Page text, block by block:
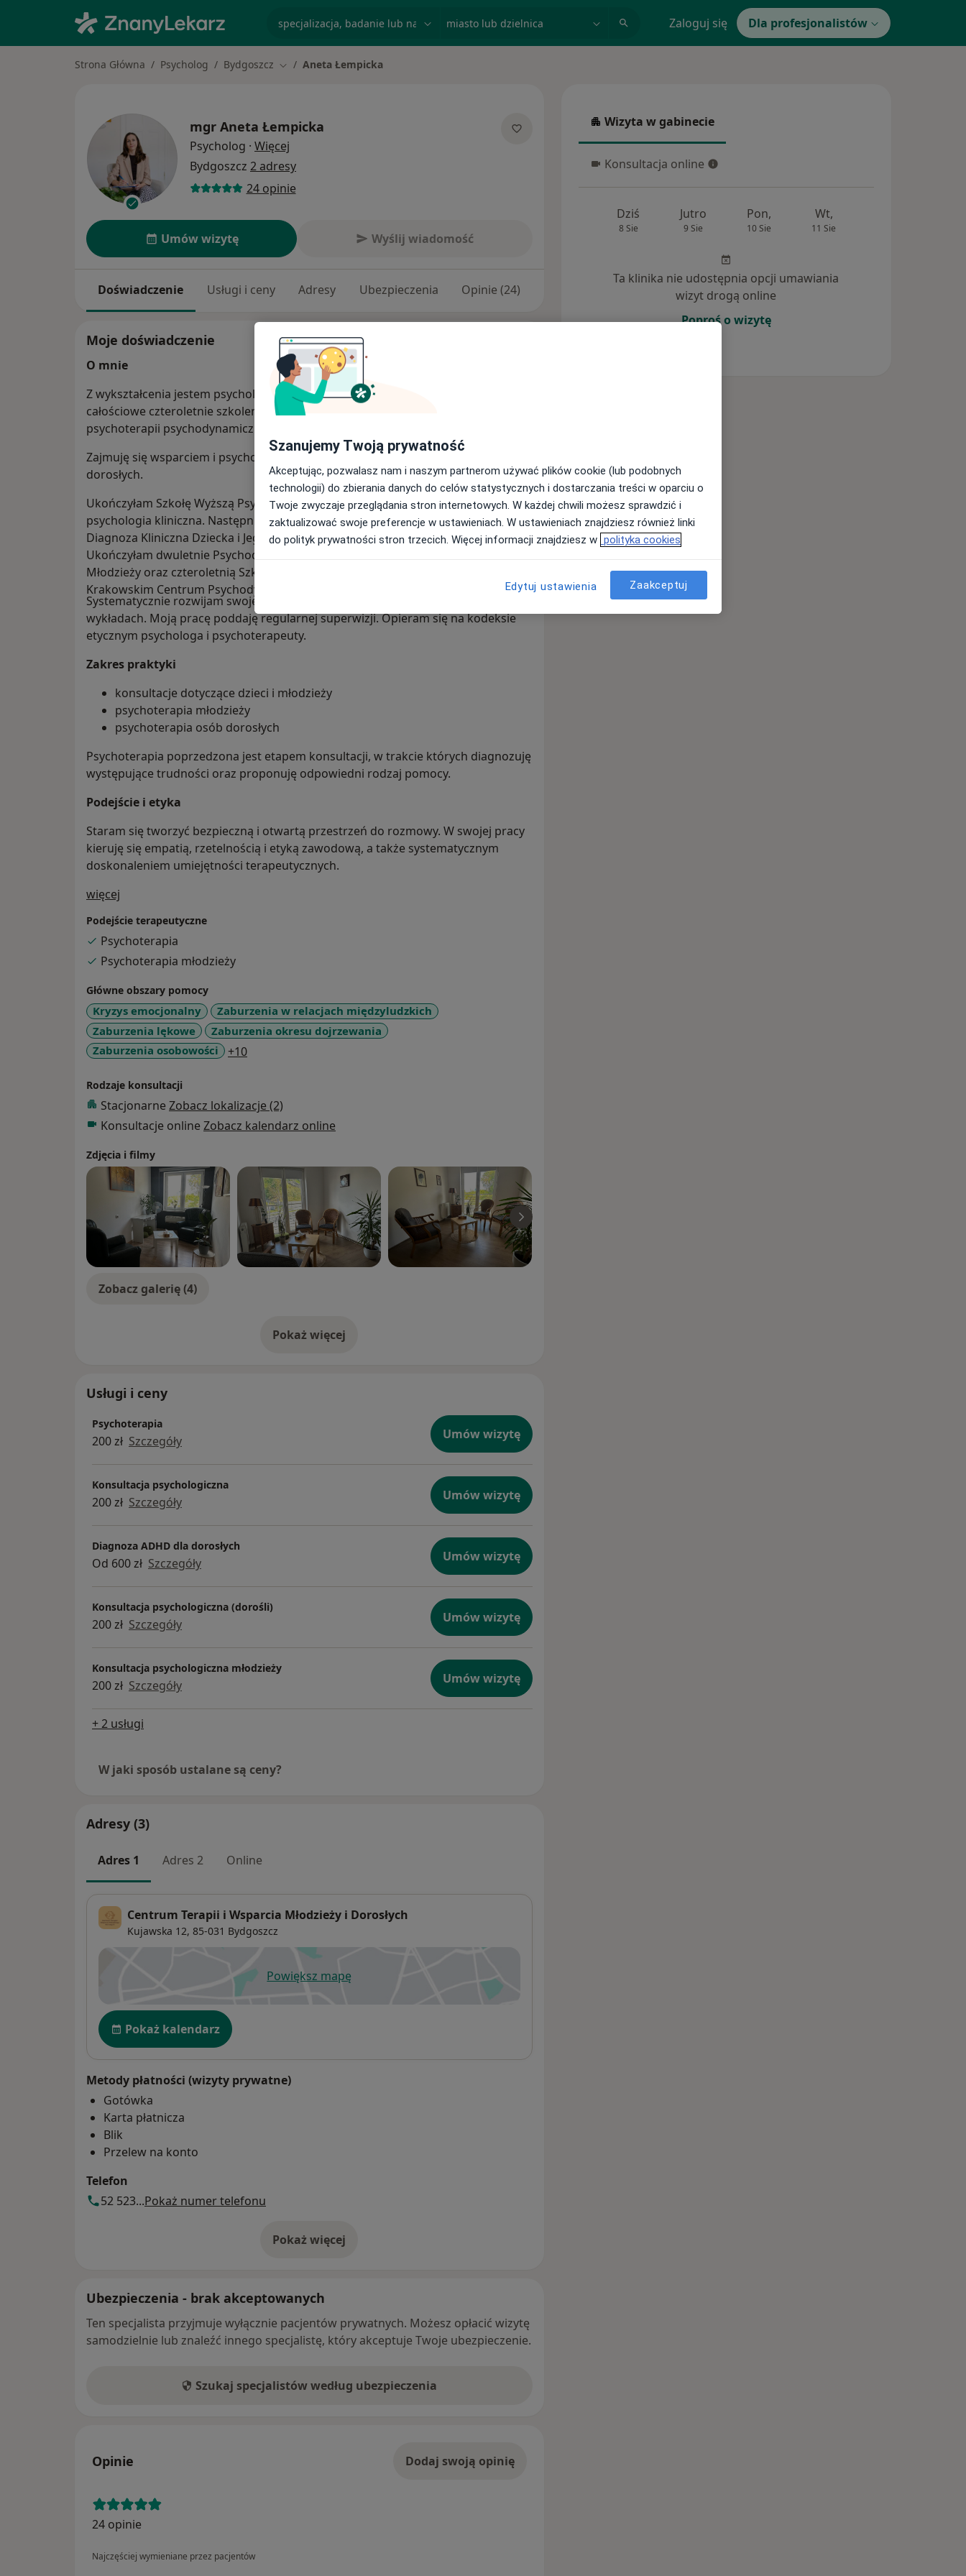
Zaloguj się Dla profesjonalistów
Strona Główna Psycholog Bydgoszcz Zmień miasto
Aneta Łempicka
mgr Aneta Łempicka
Psycholog · Więcej
Bydgoszcz 2 adresy
24 opinie
Umów wizytę Wyślij wiadomość
Doświadczenie Usługi i ceny Adresy Ubezpieczenia Opinie (24)
Moje doświadczenie
O mnie
Z wykształcenia jestem psychologiem i psychoterapeutką. Ukończyłam
całościowe czteroletnie szkolenie psychoterapeutyczne. Pracuję w nurcie
psychoterapii psychodynamicznej.
Zajmuję się wsparciem i psychoterapią młodzieży od 15 roku życia oraz osób
dorosłych.
Ukończyłam Szkołę Wyższą Psychologii Społecznej w Warszawie, specjalizacja
psychologia kliniczna. Następnie zrealizowałam studia podyplomowe na kierunku
Diagnoza Kliniczna Dziecka i Jego Rodziny na Uniwersytecie Warszawskim.
Ukończyłam dwuletnie Psychodynamiczne Studium Socjoterapii i Psychoterapii
Młodzieży oraz czteroletnią Szkołę Psychoterapii Psychodynamicznej w
Krakowskim Centrum Psychodynamicznym.
Systematycznie rozwijam swoje kompetencje, uczestnicząc w szkoleniach i
wykładach. Moją pracę poddaję regularnej superwizji. Opieram się na kodeksie
etycznym psychologa i psychoterapeuty.
Zakres praktyki
konsultacje dotyczące dzieci i młodzieży
psychoterapia młodzieży
psychoterapia osób dorosłych
Psychoterapia poprzedzona jest etapem konsultacji, w trakcie których diagnozuję
występujące trudności oraz proponuję odpowiedni rodzaj pomocy.
Podejście i etyka
Staram się tworzyć bezpieczną i otwartą przestrzeń do rozmowy. W swojej pracy
kieruję się empatią, rzetelnością i etyką zawodową, a także systematycznym
doskonaleniem umiejętności terapeutycznych.
więcej
Podejście terapeutyczne
Psychoterapia
Psychoterapia młodzieży
Główne obszary pomocy
Kryzys emocjonalny
Zaburzenia w relacjach międzyludzkich
Zaburzenia lękowe
Zaburzenia okresu dojrzewania
Zaburzenia osobowości
+10a11y_sr_more_diseases
Rodzaje konsultacji
Stacjonarne Zobacz lokalizacje (2)
Konsultacje online Zobacz kalendarz online
Zdjęcia i filmy
Zobacz galerię (4)
Pokaż więcejo doświadczeniu
Usługi i ceny
Psychoterapia
200 zł Szczegóły Umów wizytę
Konsultacja psychologiczna
200 zł Szczegóły Umów wizytę
Diagnoza ADHD dla dorosłych
Od 600 zł Szczegóły Umów wizytę
Konsultacja psychologiczna (dorośli)
200 zł Szczegóły Umów wizytę
Konsultacja psychologiczna młodzieży
200 zł Szczegóły Umów wizytę
+ 2 usługi
W jaki sposób ustalane są ceny?
Adresy (3)
Adres 1 Adres 2 Online
Centrum Terapii i Wsparcia Młodzieży i Dorosłych
Kujawska 12, 85-031 Bydgoszcz
Powiększ mapęotwiera się w nowej karcie
Dostępność
Pokaż kalendarz
Metody płatności (wizyty prywatne)
Gotówka
Karta płatnicza
Blik
Przelew na konto
Telefon
52 523...Pokaż numer telefonu
Pokaż więcej
o adresie
Ubezpieczenia - brak akceptowanych
Ten specjalista przyjmuje wyłącznie pacjentów prywatnych. Możesz opłacić wizytę
samodzielnie lub znaleźć innego specjalistę, który akceptuje Twoje ubezpieczenie.
Szukaj specjalistów według ubezpieczenia
Opinie Dodaj swoją opinię
24 opinie
Najczęściej wymieniane przez pacjentów
Wizyta w gabinecie
Wizyta w gabinecie
Konsultacja online
Konsultacja online
Dziś
8 Sie
Jutro
9 Sie
Pon,
10 Sie
Wt,
11 Sie
Ta klinika nie udostępnia opcji umawiania
wizyt drogą online
Poproś o wizytę
Szanujemy Twoją prywatność
Akceptując, pozwalasz nam i naszym partnerom używać plików cookie (lub podobnych
technologii) do zbierania danych do celów statystycznych i dostarczania treści w oparciu o
Twoje zwyczaje przeglądania stron internetowych. W każdej chwili możesz sprawdzić i
zaktualizować swoje preferencje w ustawieniach. W ustawieniach znajdziesz również linki
do polityk prywatności stron trzecich. Więcej informacji znajdziesz w polityka cookies
Edytuj ustawienia Zaakceptuj